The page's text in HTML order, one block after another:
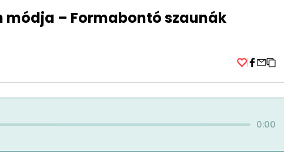
módja – Formabontó szaunák
0:00